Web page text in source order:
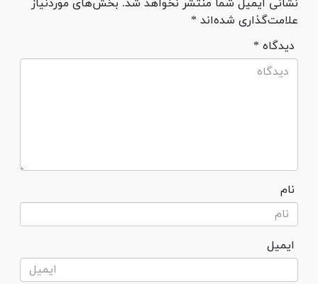
نشانی ایمیل شما منتشر نخواهد شد. بخش‌های موردنیاز
علامت‌گذاری شده‌اند *
* دیدگاه
نام
ایمیل